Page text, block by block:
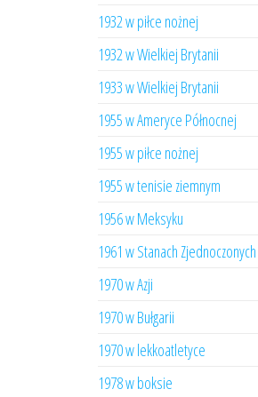
1932 w piłce nożnej
1932 w Wielkiej Brytanii
1933 w Wielkiej Brytanii
1955 w Ameryce Północnej
1955 w piłce nożnej
1955 w tenisie ziemnym
1956 w Meksyku
1961 w Stanach Zjednoczonych
1970 w Azji
1970 w Bułgarii
1970 w lekkoatletyce
1978 w boksie